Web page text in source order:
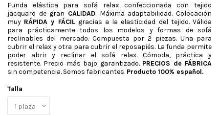
Funda elástica para sofá relax confeccionada con tejido
jacquard de gran CALIDAD. Máxima adaptabilidad. Colocación
muy RÁPIDA y FÁCILgracias a la elasticidad del tejido. Válida
para prácticamente todos los modelos y formas de sofá
reclinables del mercado. Compuesta por 2 piezas. Una para
cubrir el relax y otra para cubrir el reposapiés. La funda permite
poder abrir y reclinar el sofá relax. Cómoda, práctica y
resistente. Precio más bajo garantizado. PRECIOS de FÁBRICA
sin competencia. Somos fabricantes. Producto 100% español.
Talla